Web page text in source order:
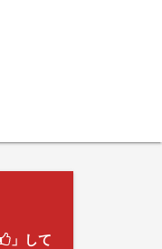
」して